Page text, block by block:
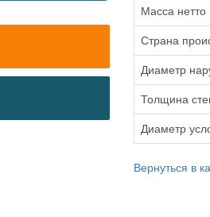
Масса нетто
Страна
Диаметр
Толщина
Диаметр
Вернуться в